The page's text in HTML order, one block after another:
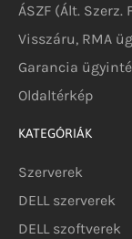
ÁSZF (Ált. Szerz.
Visszáru, RMA
Garancia
Oldaltérkép
KATEGÓRIÁK
Szerverek
DELL szerverek
DELL szoftverek